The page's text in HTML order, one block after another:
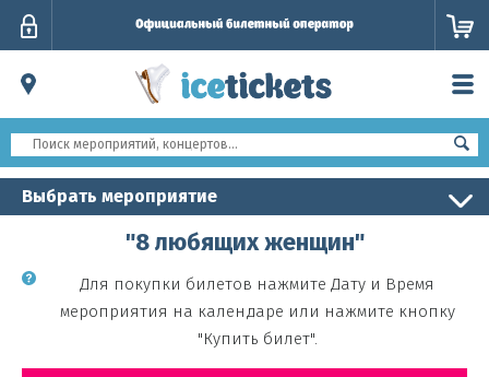
Выбрать мероприятие
"8 любящих женщин"
Для покупки билетов нажмите Дату и Время
мероприятия на календаре или нажмите кнопку
"Купить билет".